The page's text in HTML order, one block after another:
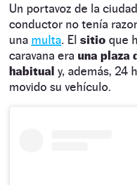
Un portavoz de la
conductor no tenía
una multa. El sitio que
caravana era una plaza
habitual y, además, 24
movido su vehículo.